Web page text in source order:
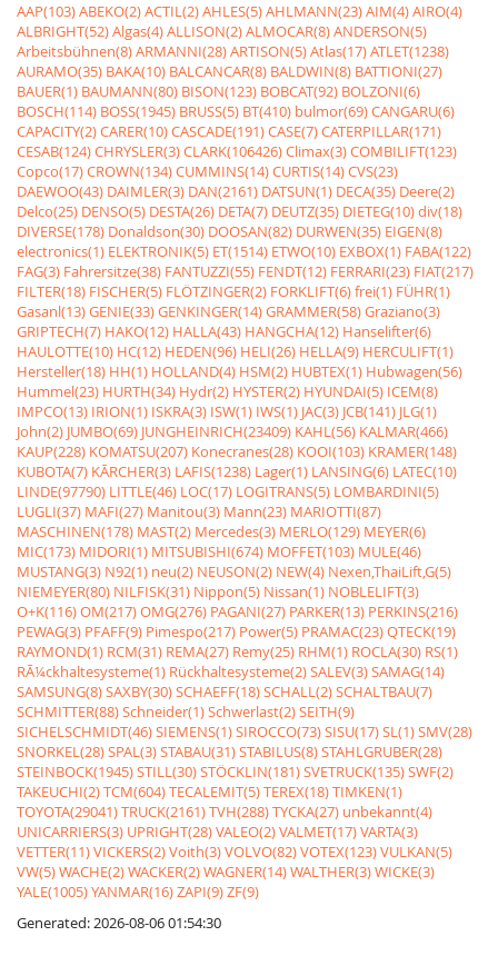
AAP(103)ABEKO(2)ACTIL(2)AHLES(5)AHLMANN(23)AIM(4)AIRO(4)
ALBRIGHT(52)Algas(4)ALLISON(2)ALMOCAR(8)ANDERSON(5)
Arbeitsbühnen(8)ARMANNI(28)ARTISON(5)Atlas(17)ATLET(1238)
AURAMO(35) BAKA(10) BALCANCAR(8) BALDWIN(8) BATTIONI(27)
BAUER(1) BAUMANN(80) BISON(123) BOBCAT(92) BOLZONI(6)
BOSCH(114) BOSS(1945) BRUSS(5) BT(410) bulmor(69)CANGARU(6)
CAPACITY(2)CARER(10)CASCADE(191)CASE(7)CATERPILLAR(171)
CESAB(124)CHRYSLER(3)CLARK(106426)Climax(3)COMBILIFT(123)
Copco(17)CROWN(134)CUMMINS(14)CURTIS(14)CVS(23)
DAEWOO(43) DAIMLER(3) DAN(2161) DATSUN(1) DECA(35) Deere(2)
Delco(25) DENSO(5) DESTA(26) DETA(7) DEUTZ(35) DIETEG(10)div(18)
DIVERSE(178) Donaldson(30) DOOSAN(82) DURWEN(35) EIGEN(8)
electronics(1) ELEKTRONIK(5) ET(1514) ETWO(10) EXBOX(1) FABA(122)
FAG(3) Fahrersitze(38) FANTUZZI(55) FENDT(12) FERRARI(23) FIAT(217)
FILTER(18) FISCHER(5) FLÖTZINGER(2) FORKLIFT(6)frei(1) FÜHR(1)
Gasanl(13)GENIE(33)GENKINGER(14)GRAMMER(58)Graziano(3)
GRIPTECH(7) HAKO(12) HALLA(43) HANGCHA(12) Hanselifter(6)
HAULOTTE(10) HC(12) HEDEN(96) HELI(26) HELLA(9) HERCULIFT(1)
Hersteller(18) HH(1) HOLLAND(4) HSM(2) HUBTEX(1) Hubwagen(56)
Hummel(23) HURTH(34) Hydr(2) HYSTER(2) HYUNDAI(5) ICEM(8)
IMPCO(13) IRION(1) ISKRA(3) ISW(1) IWS(1) JAC(3) JCB(141) JLG(1)
John(2) JUMBO(69) JUNGHEINRICH(23409) KAHL(56) KALMAR(466)
KAUP(228) KOMATSU(207) Konecranes(28) KOOI(103) KRAMER(148)
KUBOTA(7) KÃRCHER(3) LAFIS(1238) Lager(1) LANSING(6) LATEC(10)
LINDE(97790) LITTLE(46) LOC(17) LOGITRANS(5) LOMBARDINI(5)
LUGLI(37) MAFI(27) Manitou(3) Mann(23) MARIOTTI(87)
MASCHINEN(178) MAST(2) Mercedes(3) MERLO(129) MEYER(6)
MIC(173) MIDORI(1) MITSUBISHI(674) MOFFET(103) MULE(46)
MUSTANG(3) N92(1) neu(2) NEUSON(2) NEW(4) Nexen,ThaiLift,G(5)
NIEMEYER(80) NILFISK(31) Nippon(5) Nissan(1) NOBLELIFT(3)
O+K(116)OM(217)OMG(276) PAGANI(27) PARKER(13) PERKINS(216)
PEWAG(3) PFAFF(9) Pimespo(217) Power(5) PRAMAC(23)QTECK(19)
RAYMOND(1) RCM(31) REMA(27) Remy(25) RHM(1) ROCLA(30) RS(1)
RÃ¼ckhaltesysteme(1) Rückhaltesysteme(2)SALEV(3)SAMAG(14)
SAMSUNG(8)SAXBY(30)SCHAEFF(18)SCHALL(2)SCHALTBAU(7)
SCHMITTER(88)Schneider(1)Schwerlast(2)SEITH(9)
SICHELSCHMIDT(46)SIEMENS(1)SIROCCO(73)SISU(17)SL(1)SMV(28)
SNORKEL(28)SPAL(3)STABAU(31)STABILUS(8)STAHLGRUBER(28)
STEINBOCK(1945)STILL(30)STÖCKLIN(181)SVETRUCK(135)SWF(2)
TAKEUCHI(2)TCM(604)TECALEMIT(5)TEREX(18)TIMKEN(1)
TOYOTA(29041)TRUCK(2161)TVH(288)TYCKA(27) unbekannt(4)
UNICARRIERS(3) UPRIGHT(28)VALEO(2)VALMET(17)VARTA(3)
VETTER(11)VICKERS(2)Voith(3)VOLVO(82)VOTEX(123)VULKAN(5)
VW(5)WACHE(2)WACKER(2)WAGNER(14)WALTHER(3)WICKE(3)
YALE(1005)YANMAR(16)ZAPI(9)ZF(9)
Generated: 2026-08-06 01:54:30